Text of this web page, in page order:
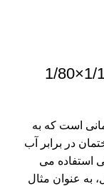
است که به
در برابر آب
استفاده می
به عنوان مثال